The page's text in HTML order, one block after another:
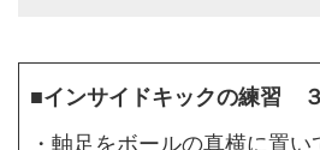
■インサイドキックの練習
・軸足をボールの真横に置